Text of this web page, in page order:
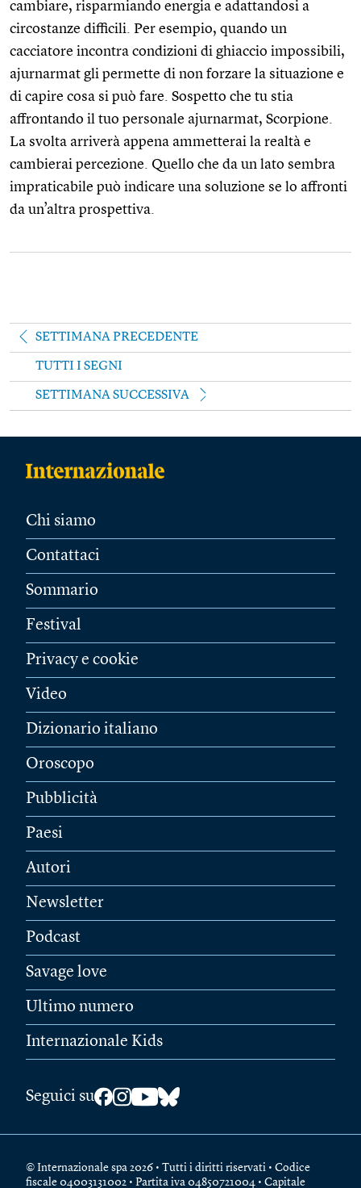
cambiare, risparmiando energia e adattandosi a
circostanze difficili. Per esempio, quando un
cacciatore incontra condizioni di ghiaccio impossibili,
ajurnarmat gli permette di non forzare la situazione e
di capire cosa si può fare. Sospetto che tu stia
affrontando il tuo personale ajurnarmat, Scorpione.
La svolta arriverà appena ammetterai la realtà e
cambierai percezione. Quello che da un lato sembra
impraticabile può indicare una soluzione se lo affronti
da un’altra prospettiva.
SETTIMANA PRECEDENTE
TUTTI I SEGNI
SETTIMANA SUCCESSIVA
Chi siamo
Contattaci
Sommario
Festival
Privacy e cookie
Video
Dizionario italiano
Oroscopo
Pubblicità
Paesi
Autori
Newsletter
Podcast
Savage love
Ultimo numero
Internazionale Kids
Seguici su
© Internazionale spa 2026 • Tutti i diritti riservati • Codice
fiscale 04003131002 • Partita iva 04850721004 • Capitale